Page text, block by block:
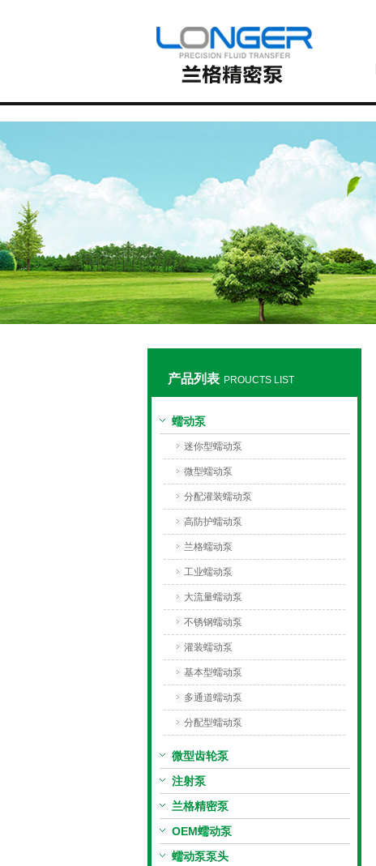
产品列表 PROUCTS LIST
蠕动泵
迷你型蠕动泵
微型蠕动泵
分配灌装蠕动泵
高防护蠕动泵
兰格蠕动泵
工业蠕动泵
大流量蠕动泵
不锈钢蠕动泵
灌装蠕动泵
基本型蠕动泵
多通道蠕动泵
分配型蠕动泵
微型齿轮泵
注射泵
兰格精密泵
OEM蠕动泵
蠕动泵泵头